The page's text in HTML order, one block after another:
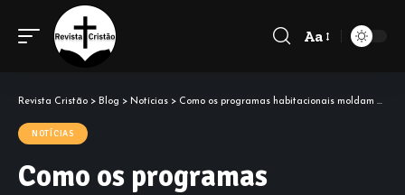
Font
Aa
Revista Cristão > Blog > Notícias > Como os programas habitacionais moldam o mercado regional?
NOTÍCIAS
Como os programas